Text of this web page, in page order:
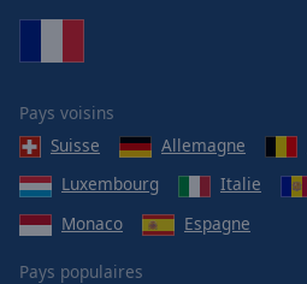
Pays voisins
Suisse
Allemagne
Luxembourg
Italie
Monaco
Espagne
Pays populaires